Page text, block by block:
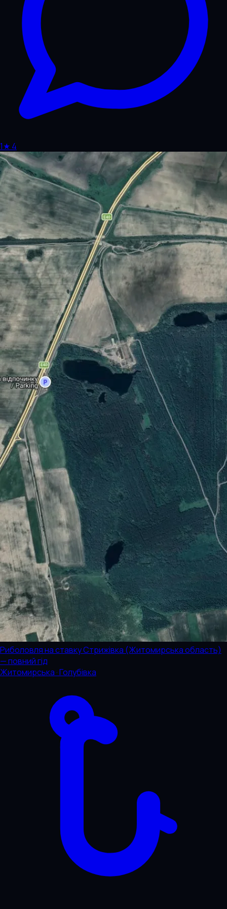
1★ 4
Риболовля на ставку Стрижівка (Житомирська область)
— повний гід
Житомирська · Голубівка